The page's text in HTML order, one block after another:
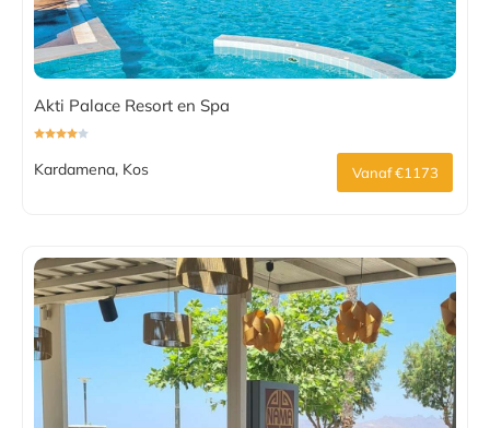
Akti Palace Resort en Spa
Kardamena, Kos Vanaf €1173